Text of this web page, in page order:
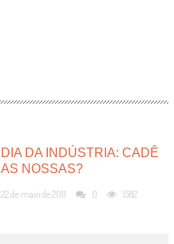
DIA DA INDÚSTRIA: CADÊ
AS NOSSAS?
22 de maio de 2011 0 1582